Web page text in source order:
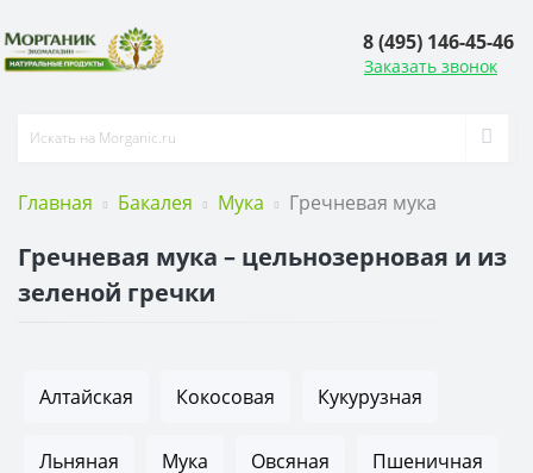
8 (495) 146-45-46
Заказать звонок
Главная Бакалея Мука Гречневая мука
Гречневая мука – цельнозерновая и из
зеленой гречки
Алтайская Кокосовая Кукурузная
Льняная Мука Овсяная Пшеничная